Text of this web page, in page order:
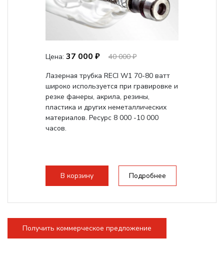
Цена: 37 000 ₽
40 000 ₽
Лазерная трубка RECI W1 70-80 ватт
широко используется при гравировке и
резке фанеры, акрила, резины,
пластика и других неметаллических
материалов. Ресурс 8 000 -10 000
часов.
В корзину Подробнее
Получить коммерческое предложение